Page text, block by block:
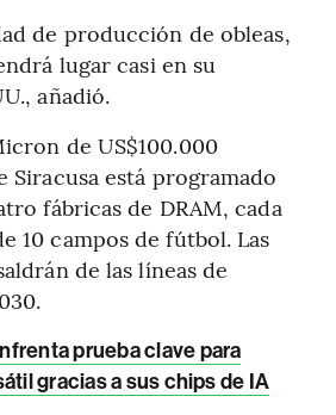
de producción de obleas,
lugar casi en su
añadió.
de US$100.000
Siracusa está programado
fábricas de DRAM, cada
10 campos de fútbol. Las
de las líneas de
prueba clave para
gracias a sus chips de IA